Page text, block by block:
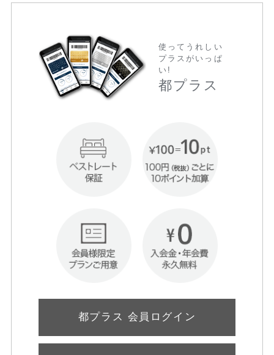
使ってうれしい
プラスがいっぱ
い!
都プラス
都プラス 会員ログイン